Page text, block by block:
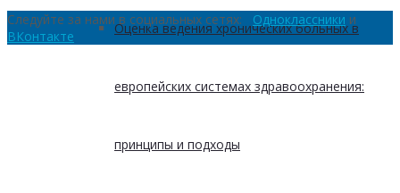
Оценка ведения хронических больных в
европейских системах здравоохранения:
принципы и подходы
Следуйте за нами в социальных сетях: Одноклассники и
ВКонтакте